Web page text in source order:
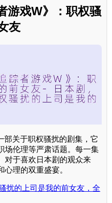
游戏W》：职权骚
友
部关于职权骚扰的剧集，它
场伦理等严肃话题。每一集
对于喜欢日本剧的观众来
理的双重盛宴。
扰的上司是我的前女友，全